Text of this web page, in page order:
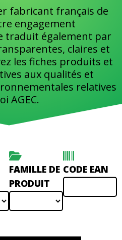
fabricant français de
engagement
traduit également par
claires et
les fiches produits et
aux qualités et
relatives
AGEC.
FAMILLE DE
PRODUIT
CODE EAN